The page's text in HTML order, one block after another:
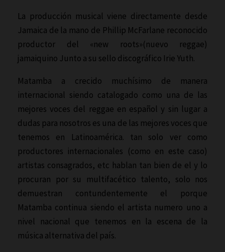
La producción musical viene directamente desde
Jamaica de la mano de Phillip McFarlane reconocido
productor del «new roots»(nuevo reggae)
jamaiquino Junto a su sello discográfico Irie Yuth.
Matamba a crecido muchísimo de manera
internacional siendo catalogado como una de las
mejores voces del reggae en español y sin lugar a
dudas para nosotros es una de las mejores voces que
tenemos en Latinoamérica. tan solo ver como
productores internacionales (como en este caso)
artistas consagrados, etc hablan tan bien de el y lo
procuran por su multifacético talento, solo nos
demuestran contundentemente el porque
Matamba continua siendo el artista numero uno a
nivel nacional que tenemos en la escena de la
música alternativa del país.